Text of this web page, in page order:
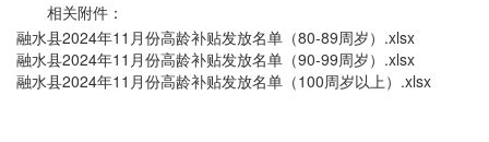
相关附件：
融水县2024年11月份高龄补贴发放名单（80-89周岁）.xlsx
融水县2024年11月份高龄补贴发放名单（90-99周岁）.xlsx
融水县2024年11月份高龄补贴发放名单（100周岁以上）.xlsx